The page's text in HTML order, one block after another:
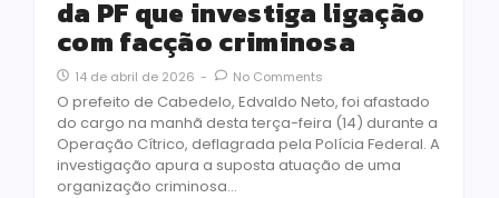
da PF que investiga ligação
com facção criminosa
14 de abril de 2026 - No Comments
O prefeito de Cabedelo, Edvaldo Neto, foi afastado
do cargo na manhã desta terça-feira (14) durante a
Operação Cítrico, deflagrada pela Polícia Federal. A
investigação apura a suposta atuação de uma
organização criminosa…